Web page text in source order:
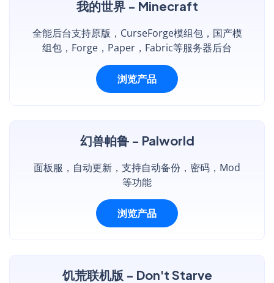
我的世界 - Minecraft
全能后台支持原版，CurseForge模组包，国产模
组包，Forge，Paper，Fabric等服务器后台
浏览产品
幻兽帕鲁 - Palworld
面板服，自动更新，支持自动备份，密码，Mod
等功能
浏览产品
饥荒联机版 - Don't Starve